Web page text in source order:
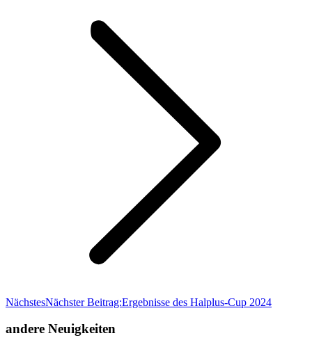
NächstesNächster Beitrag:Ergebnisse des Halplus-Cup 2024
andere Neuigkeiten